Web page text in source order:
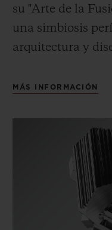
su "Arte de la
una simbiosis
arquitectura y
MÁS INFORMACIÓN